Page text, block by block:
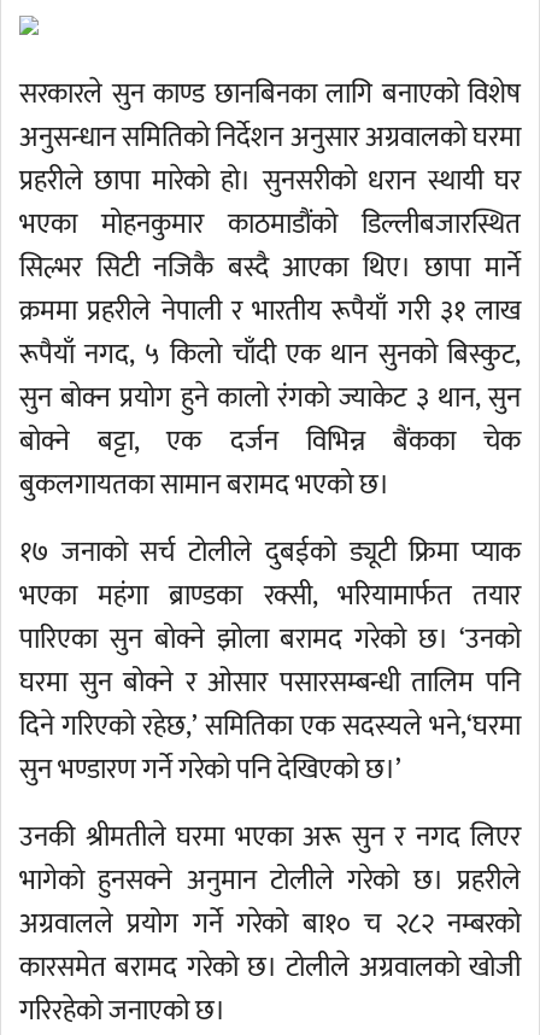
सरकारले सुन काण्ड छानबिनका लागि बनाएको विशेष
अनुसन्धान समितिको निर्देशन अनुसार अग्रवालको घरमा
प्रहरीले छापा मारेको हो। सुनसरीको धरान स्थायी घर
भएका मोहनकुमार काठमाडौंको डिल्लीबजारस्थित
सिल्भर सिटी नजिकै बस्दै आएका थिए। छापा मार्ने
क्रममा प्रहरीले नेपाली र भारतीय रूपैयाँ गरी ३१ लाख
रूपैयाँ नगद, ५ किलो चाँदी एक थान सुनको बिस्कुट,
सुन बोक्न प्रयोग हुने कालो रंगको ज्याकेट ३ थान, सुन
बोक्ने बट्टा, एक दर्जन विभिन्न बैंकका चेक
बुकलगायतका सामान बरामद भएको छ।
१७ जनाको सर्च टोलीले दुबईको ड्यूटी फ्रिमा प्याक
भएका महंगा ब्राण्डका रक्सी, भरियामार्फत तयार
पारिएका सुन बोक्ने झोला बरामद गरेको छ। ‘उनको
घरमा सुन बोक्ने र ओसार पसारसम्बन्धी तालिम पनि
दिने गरिएको रहेछ,’ समितिका एक सदस्यले भने,‘घरमा
सुन भण्डारण गर्ने गरेको पनि देखिएको छ।’
उनकी श्रीमतीले घरमा भएका अरू सुन र नगद लिएर
भागेको हुनसक्ने अनुमान टोलीले गरेको छ। प्रहरीले
अग्रवालले प्रयोग गर्ने गरेको बा१० च २८२ नम्बरको
कारसमेत बरामद गरेको छ। टोलीले अग्रवालको खोजी
गरिरहेको जनाएको छ।